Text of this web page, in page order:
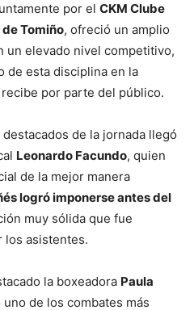
por el CKM Clube
Tomiño, ofreció un amplio
un elevado nivel competitivo,
de esta disciplina en la
por parte del público.
de la jornada llegó
Leonardo Facundo, quien
de la mejor manera
logró imponerse antes del
muy sólida que fue
los asistentes.
la boxeadora Paula
de los combates más